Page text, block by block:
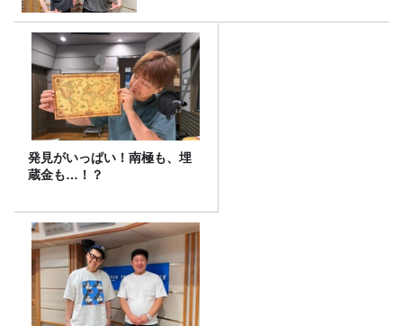
発見がいっぱい！南極も、埋
蔵金も…！？